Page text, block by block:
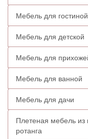
Мебель для гостиной
Мебель для детской
Мебель для
Мебель для ванной
Мебель для дачи
Плетеная мебель из
ротанга